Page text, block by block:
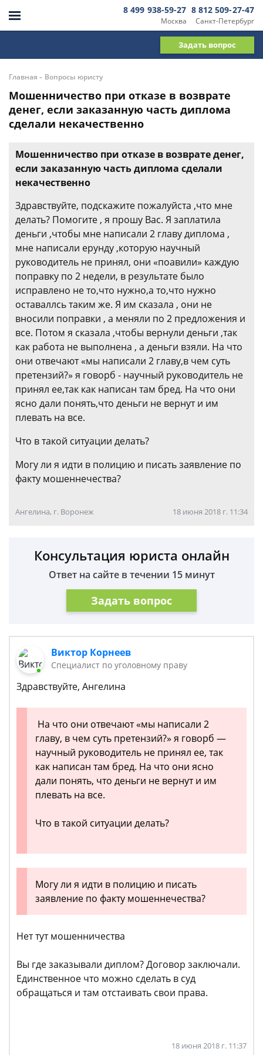
Москва
8 499 938-59-27
Санкт-Петербург
8 812 509-27-47
Задать вопрос
Главная - Вопросы юристу
Мошенничество при отказе в возврате
денег, если заказанную часть диплома
сделали некачественно
Мошенничество при отказе в возврате денег,
если заказанную часть диплома сделали
некачественно
Здравствуйте, подскажите пожалуйста ,что мне
делать? Помогите , я прошу Вас. Я заплатила
деньги ,чтобы мне написали 2 главу диплома ,
мне написали ерунду ,которую научный
руководитель не принял, они «поавили» каждую
поправку по 2 недели, в результате было
исправлено не то,что нужно,а то,что нужно
оставаллсь таким же. Я им сказала , они не
вносили поправки , а меняли по 2 предложения и
все. Потом я сказала ,чтобы вернули деньги ,так
как работа не выполнена , а деньги взяли. На что
они отвечают «мы написали 2 главу,в чем суть
претензий?» я говорб - научный руководитель не
принял ее,так как написан там бред. На что они
ясно дали понять,что деньги не вернут и им
плевать на все.
Что в такой ситуации делать?
Могу ли я идти в полицию и писать заявление по
факту мошеннечества?
Ангелина, г. Воронеж 18 июня 2018 г. 11:34
Консультация юриста онлайн
Ответ на сайте в течении 15 минут
Задать вопрос
Виктор Корнеев
Cпециалист по уголовному праву
Здравствуйте, Ангелина
На что они отвечают «мы написали 2
главу, в чем суть претензий?» я говорб —
научный руководитель не принял ее, так
как написан там бред. На что они ясно
дали понять, что деньги не вернут и им
плевать на все.
Что в такой ситуации делать?
Могу ли я идти в полицию и писать
заявление по факту мошеннечества?
Нет тут мошенничества
Вы где заказывали диплом? Договор заключали.
Единственное что можно сделать в суд
обращаться и там отстаивать свои права.
18 июня 2018 г. 11:37